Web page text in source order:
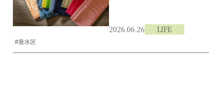
2026.06.26 LIFE
#垂水区